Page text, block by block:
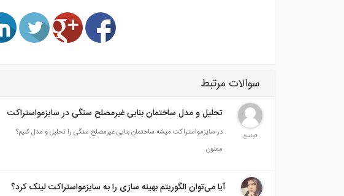
سوالات مرتبط
0پاسخ
تحلیل و مدل ساختمان بنایی غیرمصلح سنگی در سایزمواستراکت
در سایزمواستراکت میشه ساختمان بنایی غیرمصلح سنگی را تحلیل و مدل کنیم؟
ممنون
آیا می‌توان الگوریتم بهینه سازی را به سایزمواستراکت لینک کرد؟